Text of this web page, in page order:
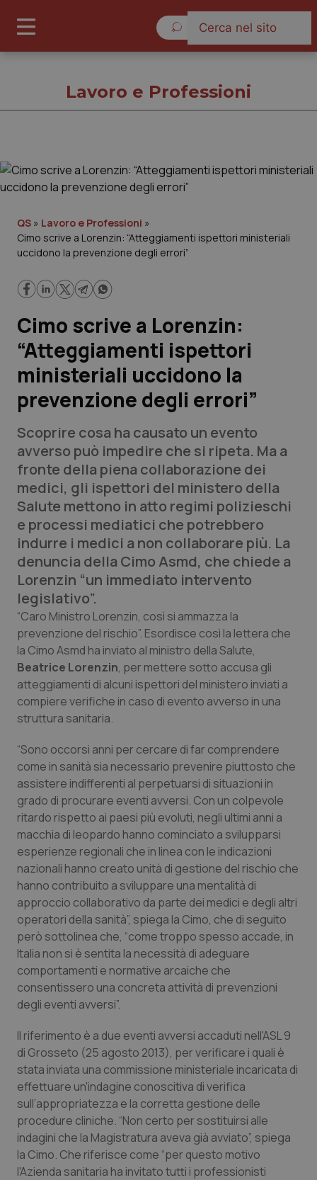
Governo e Parlamento
Regioni e Asl
Lavoro e Professioni
Scienza e Farmaci
Studi e Analisi
Lettere al direttore
Edizioni Regionali
QS Pro
Professionisti Sanitari.AI
Abruzzo
Basilicata
Calabria
Campania
Emilia-Romagna
Friuli Venezia Giulia
Lazio
Liguria
Lombardia
Marche
Molise
Piemonte
Provincia Autonoma di Bolzano
Provincia Autonoma di Trento
Puglia
Sardegna
Sicilia
QS Pro Gold
Artrite & artrosi
Asma & BPCO
Car-T
Colesterolo & coronaropatie
Dermatite Atopica
Diabete & glucometri
Disturbi dell’umore
Dolore
Donna & Salute
Epatiti
HIV
Infezioni & Febbre
Ipertensione & Scompenso
Malattie rare
Malattia di Crohn & Rettocolite Ulcerosa
Neuroscienze & patologie neurodegenerative
QS Club Newsletter
Lavoro e Professioni
QS » Lavoro e Professioni »
Cimo scrive a Lorenzin: “Atteggiamenti ispettori ministeriali
uccidono la prevenzione degli errori”
Cimo scrive a Lorenzin:
“Atteggiamenti ispettori
ministeriali uccidono la
prevenzione degli errori”
Scoprire cosa ha causato un evento
avverso può impedire che si ripeta. Ma a
fronte della piena collaborazione dei
medici, gli ispettori del ministero della
Salute mettono in atto regimi polizieschi
e processi mediatici che potrebbero
indurre i medici a non collaborare più. La
denuncia della Cimo Asmd, che chiede a
Lorenzin “un immediato intervento
legislativo”.
“Caro Ministro Lorenzin, così si ammazza la
prevenzione del rischio”. Esordisce così la lettera che
la Cimo Asmd ha inviato al ministro della Salute,
Beatrice Lorenzin, per mettere sotto accusa gli
atteggiamenti di alcuni ispettori del ministero inviati a
compiere verifiche in caso di evento avverso in una
struttura sanitaria.
“Sono occorsi anni per cercare di far comprendere
come in sanità sia necessario prevenire piuttosto che
assistere indifferenti al perpetuarsi di situazioni in
grado di procurare eventi avversi. Con un colpevole
ritardo rispetto ai paesi più evoluti, negli ultimi anni a
macchia di leopardo hanno cominciato a svilupparsi
esperienze regionali che in linea con le indicazioni
nazionali hanno creato unità di gestione del rischio che
hanno contribuito a sviluppare una mentalità di
approccio collaborativo da parte dei medici e degli altri
operatori della sanità”, spiega la Cimo, che di seguito
però sottolinea che, “come troppo spesso accade, in
Italia non si è sentita la necessità di adeguare
comportamenti e normative arcaiche che
consentissero una concreta attività di prevenzioni
degli eventi avversi”.
Il riferimento è a due eventi avversi accaduti nell'ASL 9
di Grosseto (25 agosto 2013), per verificare i quali è
stata inviata una commissione ministeriale incaricata di
effettuare un'indagine conoscitiva di verifica
sull’appropriatezza e la corretta gestione delle
procedure cliniche. “Non certo per sostituirsi alle
indagini che la Magistratura aveva già avviato”, spiega
la Cimo. Che riferisce come “per questo motivo
l'Azienda sanitaria ha invitato tutti i professionisti